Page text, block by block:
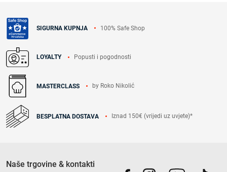
SIGURNA KUPNJA 100% Safe Shop
LOYALTY Popusti i pogodnosti
MASTERCLASS by Roko Nikolić
BESPLATNA DOSTAVA Iznad 150€ (vrijedi uz uvjete)*
Naše trgovine & kontakti